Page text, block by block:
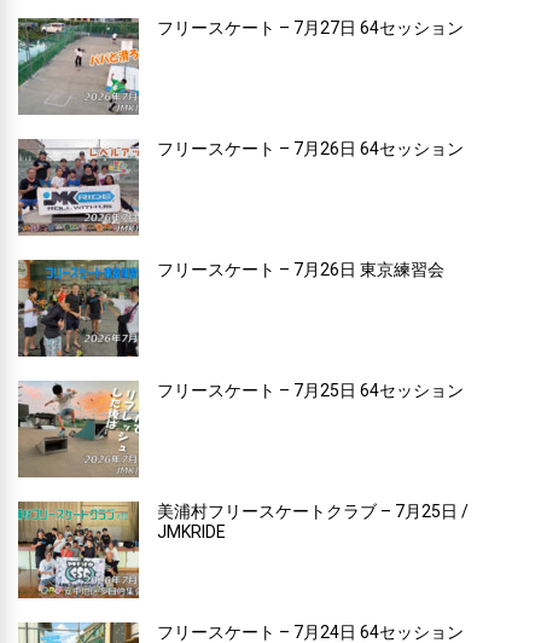
フリースケート – 7月27日 64セッション
フリースケート – 7月26日 64セッション
フリースケート – 7月26日 東京練習会
フリースケート – 7月25日 64セッション
美浦村フリースケートクラブ – 7月25日 /
JMKRIDE
フリースケート – 7月24日 64セッション